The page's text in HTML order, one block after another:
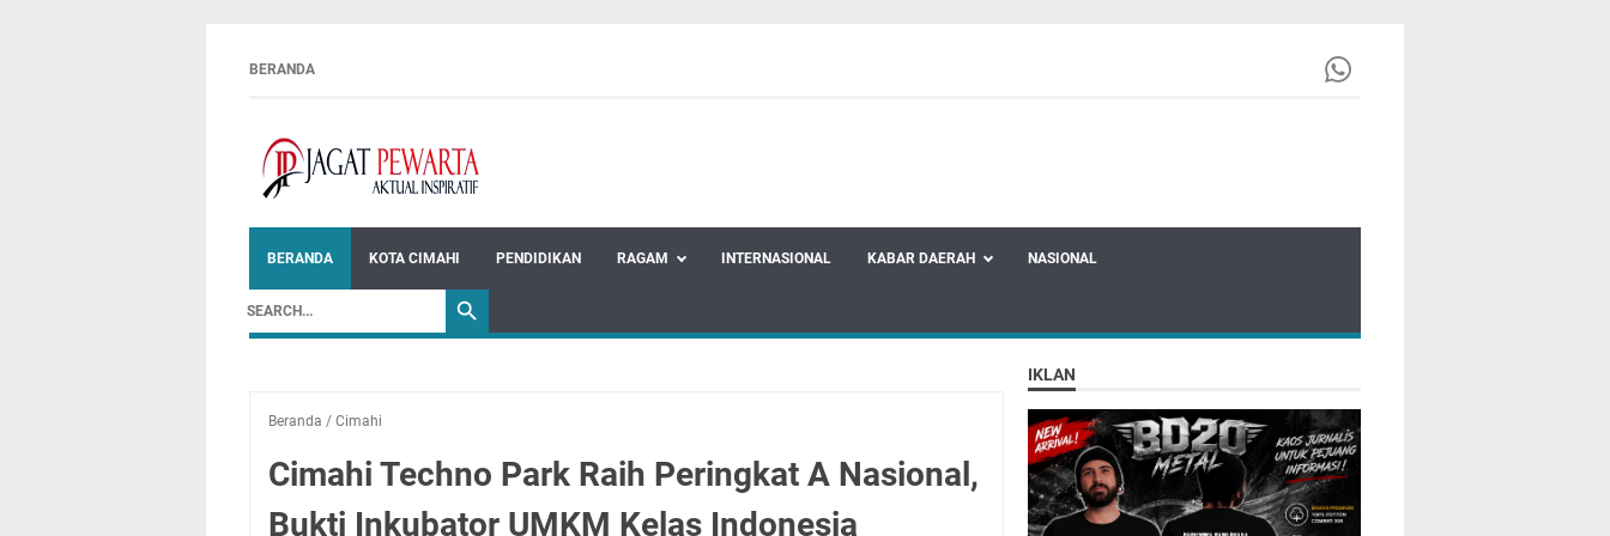
BERANDA
BERANDA KOTA CIMAHI PENDIDIKAN RAGAM INTERNASIONAL KABAR DAERAH NASIONAL
Beranda / Cimahi
Cimahi Techno Park Raih Peringkat A Nasional,
Bukti Inkubator UMKM Kelas Indonesia
IKLAN